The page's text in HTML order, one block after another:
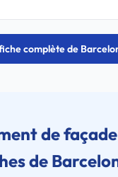
complète de
de
de